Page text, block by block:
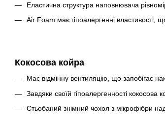
Еластична структура наповнювача
Air Foam має гіпоалергенні властивості,
Кокосова койра
Має відмінну вентиляцію, що запобігає
Завдяки своїй гіпоалергенності
Стьобаний знімний чохол з мікрофібри